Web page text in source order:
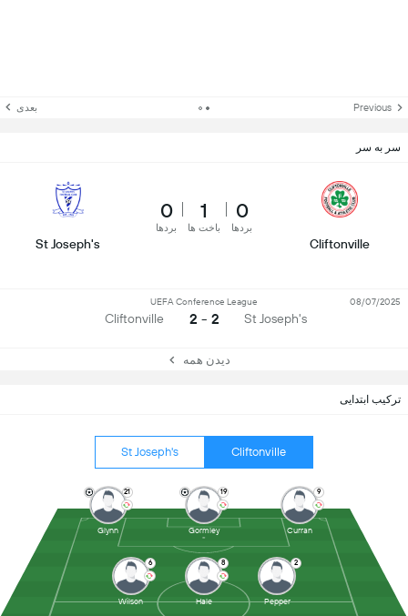
ترکیب ابتدایی
Cliftonville
St Joseph's
6
Wilson
8
Hale
2
Pepper
21
Glynn
19
Gormley
9
Curran
Previous بعدی
سر به سر
Cliftonville
0
بردها
1
باخت ها
0
بردها
St Joseph's
St Joseph's
UEFA Conference League
2 - 2
Cliftonville
08/07/2025
دیدن همه